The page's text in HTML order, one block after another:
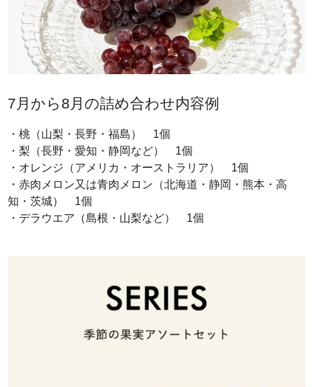
7月から8月の詰め合わせ内容例
・桃（山梨・長野・福島） 1個
・梨（長野・愛知・静岡など） 1個
・オレンジ（アメリカ・オーストラリア） 1個
・赤肉メロン又は青肉メロン（北海道・静岡・熊本・高
知・茨城） 1個
・デラウエア（島根・山梨など） 1個